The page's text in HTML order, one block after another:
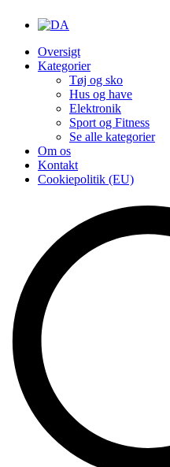
Oversigt
Kategorier
Tøj og sko
Hus og have
Elektronik
Sport og Fitness
Se alle kategorier
Om os
Kontakt
Cookiepolitik (EU)